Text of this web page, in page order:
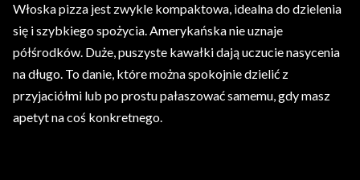
Włoska pizza jest zwykle kompaktowa, idealna do dzielenia
się i szybkiego spożycia. Amerykańska nie uznaje
półśrodków. Duże, puszyste kawałki dają uczucie nasycenia
na długo. To danie, które można spokojnie dzielić z
przyjaciółmi lub po prostu pałaszować samemu, gdy masz
apetyt na coś konkretnego.